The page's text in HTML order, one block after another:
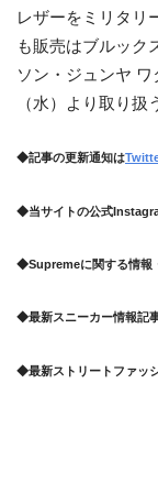
レザーをミリタリ
も販売はブルック
ソン・ジュンヤ
（水）より取り扱
◆記事の更新通知は
◆当サイトの公式
◆Supremeに関する情報
◆最新スニーカー情報記
◆最新ストリートファッ